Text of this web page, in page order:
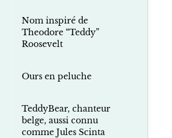
Nom inspiré de
Theodore “Teddy”
Roosevelt
Ours en peluche
TeddyBear, chanteur
belge, aussi connu
comme Jules Scinta